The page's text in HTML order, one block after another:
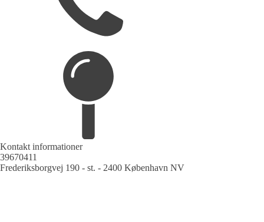
Kontakt informationer
39670411
Frederiksborgvej 190 - st. - 2400 København NV